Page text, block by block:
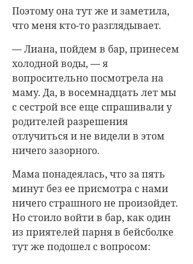
Поэтому она тут же и заметила,
что меня кто-то разглядывает.
— Лиана, пойдем в бар, принесем
холодной воды, — я
вопросительно посмотрела на
маму. Да, в восемнадцать лет мы
с сестрой все еще спрашивали у
родителей разрешения
отлучиться и не видели в этом
ничего зазорного.
Мама понадеялась, что за пять
минут без ее присмотра с нами
ничего страшного не произойдет.
Но стоило войти в бар, как один
из приятелей парня в бейсболке
тут же подошел с вопросом: